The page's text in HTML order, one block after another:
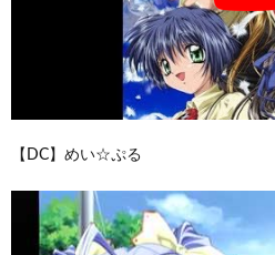
【DC】めい☆ぷる